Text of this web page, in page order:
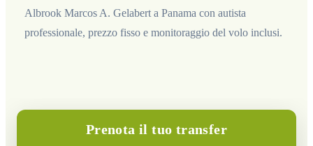
Albrook Marcos A. Gelabert a Panama con autista
professionale, prezzo fisso e monitoraggio del volo inclusi.
Prenota il tuo transfer